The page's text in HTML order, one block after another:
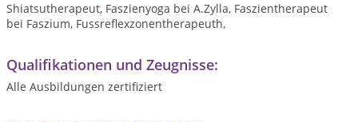
Shiatsutherapeut, Faszienyoga bei A.Zylla, Faszientherapeut
bei Faszium, Fussreflexzonentherapeuth,
Qualifikationen und Zeugnisse:
Alle Ausbildungen zertifiziert